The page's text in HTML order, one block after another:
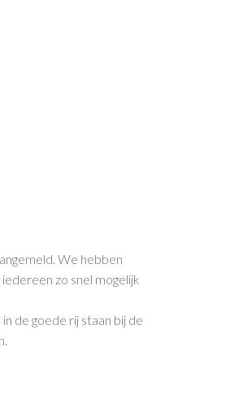
We hebben
zo snel mogelijk
de goede rij staan bij de